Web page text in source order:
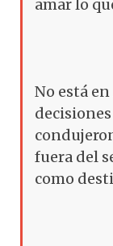
amar lo
No está
fuera del
como